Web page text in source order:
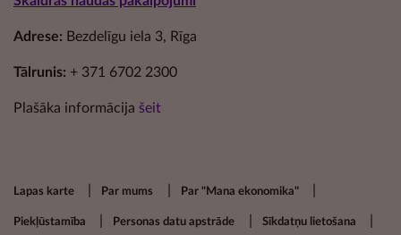
Adrese: Bezdelīgu iela 3, Rīga
Tālrunis: + 371 6702 2300
Plašāka informācija šeit
Footer secondary menu
Lapas karte Par mums Par "Mana ekonomika"
Piekļūstamība Personas datu apstrāde Sīkdatņu lietošana